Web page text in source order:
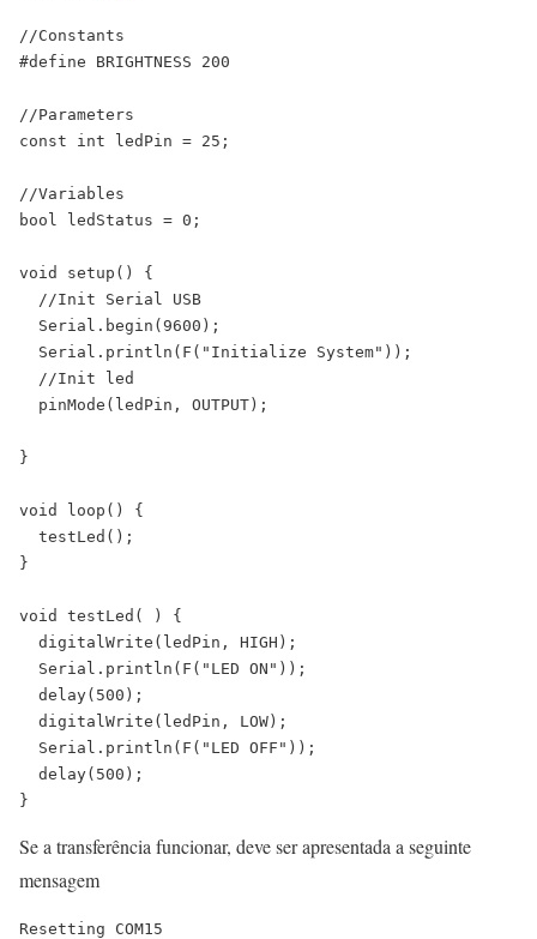
//Constants
#define BRIGHTNESS 200
//Parameters
const int ledPin = 25;
//Variables
bool ledStatus = 0;
void setup() {
  //Init Serial USB
  Serial.begin(9600);
  Serial.println(F("Initialize System"));
  //Init led
  pinMode(ledPin, OUTPUT);
}
void loop() {
  testLed();
}
void testLed( ) {
  digitalWrite(ledPin, HIGH);
  Serial.println(F("LED ON"));
  delay(500);
  digitalWrite(ledPin, LOW);
  Serial.println(F("LED OFF"));
  delay(500);
Se a transferência funcionar, deve ser apresentada a seguinte
mensagem
Resetting COM15